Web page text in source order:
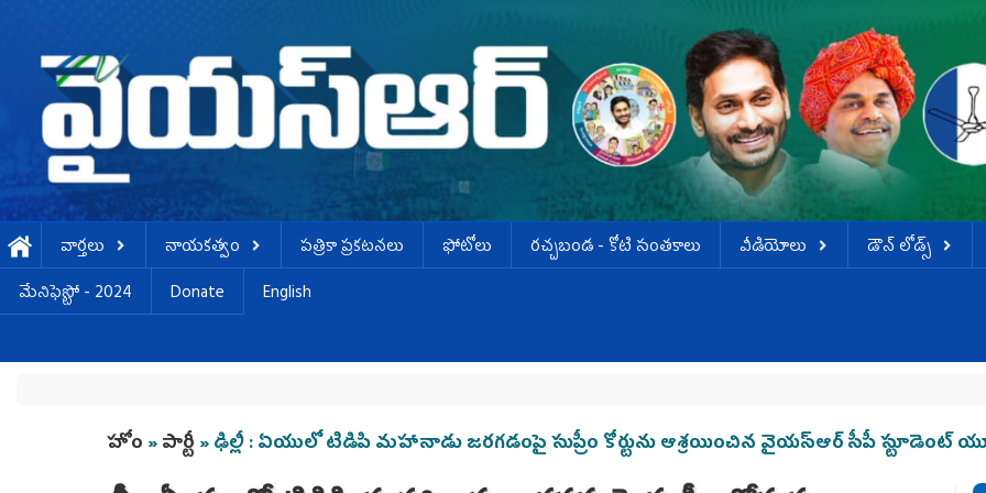
వార్తలు నాయకత్వం పత్రికా ప్రకటనలు ఫోటోలు ర‌చ్చ‌బండ‌ - కోటి సంత‌కాలు వీడియోలు డౌన్ లోడ్స్
మేనిఫెస్టో - 2024
Donate English
You are here
హోం »పార్టీ » ఢిల్లీ : ఏయులో టిడిపి మహానాడు జరగడంపై సుప్రీం కోర్టును ఆశ్రయించిన వైయస్ఆర్ సీపీ